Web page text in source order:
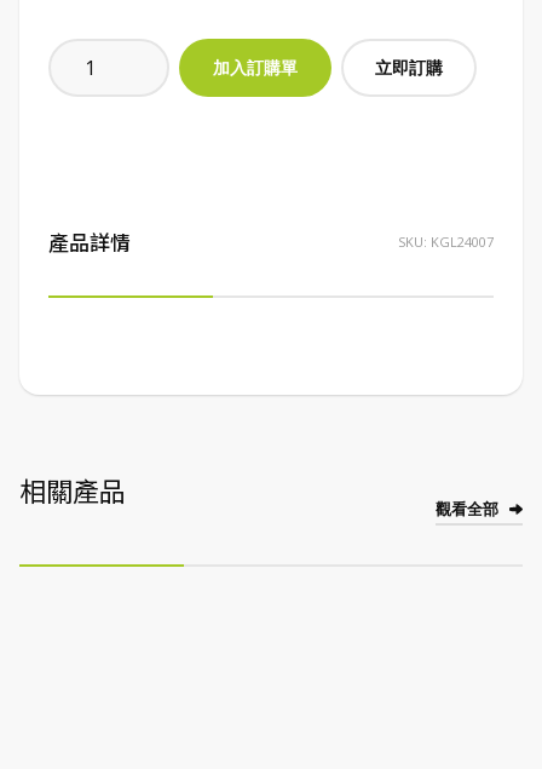
立即訂購
產品詳情 SKU: KGL24007
相關產品 觀看全部